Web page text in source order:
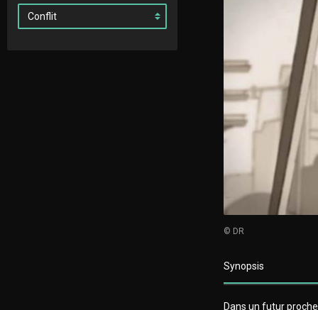
© DR
Synopsis
Dans un futur